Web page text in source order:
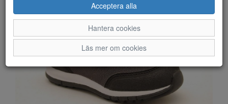
Acceptera alla
Hantera cookies
Läs mer om cookies